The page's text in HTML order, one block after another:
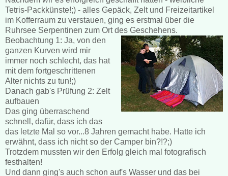
Tetris-Packkünste!;) - alles Gepäck, Zelt und Freizeitartikel
im Kofferraum zu verstauen, ging es erstmal über die
Ruhrsee Serpentinen zum Ort des Geschehens.
Beobachtung 1: Ja, von den
ganzen Kurven wird mir
immer noch schlecht, das hat
mit dem fortgeschrittenen
Alter nichts zu tun!;)
Danach gab's Prüfung 2: Zelt
aufbauen
Das ging überraschend
schnell, dafür, dass ich das
das letzte Mal so vor...8 Jahren gemacht habe. Hatte ich
erwähnt, dass ich nicht so der Camper bin?!?;)
Trotzdem mussten wir den Erfolg gleich mal fotografisch
festhalten!
Und dann ging's auch schon auf's Wasser und das bei